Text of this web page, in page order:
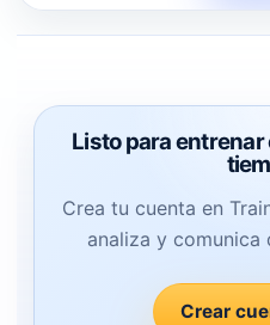
Listo para
Crea tu cuenta en
analiza y comunica
Crear